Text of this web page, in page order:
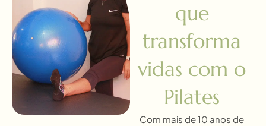
que
transforma
vidas com o
Pilates
Com mais de 10 anos de